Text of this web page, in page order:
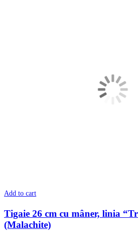
Add to cart
Tigaie 26 cm cu mâner, linia
(Malachite)